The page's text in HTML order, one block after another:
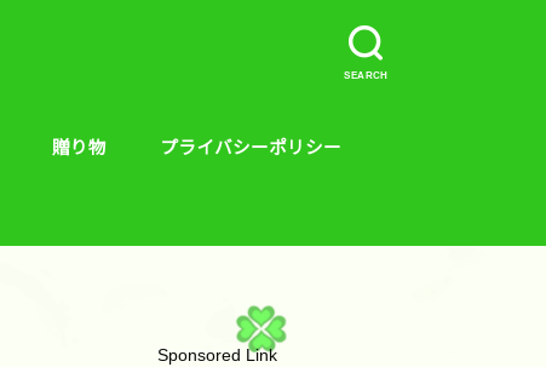
SEARCH
贈り物 プライバシーポリシー
Sponsored Link